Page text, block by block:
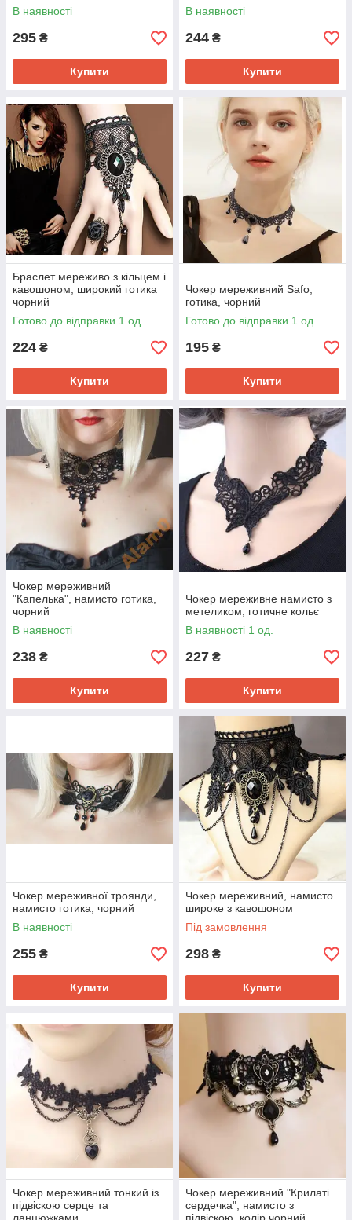
В наявності
295 ₴
Купити
В наявності
244 ₴
Купити
Браслет мереживо з кільцем і
кавошоном, широкий готика
чорний
Готово до відправки 1 од.
224 ₴
Купити
Чокер мереживний Safo,
готика, чорний
Готово до відправки 1 од.
195 ₴
Купити
Чокер мереживний
"Капелька", намисто готика,
чорний
В наявності
238 ₴
Купити
Чокер мереживне намисто з
метеликом, готичне кольє
В наявності 1 од.
227 ₴
Купити
Чокер мереживної троянди,
намисто готика, чорний
В наявності
255 ₴
Купити
Чокер мереживний, намисто
широке з кавошоном
Під замовлення
298 ₴
Купити
Чокер мереживний тонкий із
підвіскою серце та
Чокер мереживний "Крилаті
сердечка", намисто з